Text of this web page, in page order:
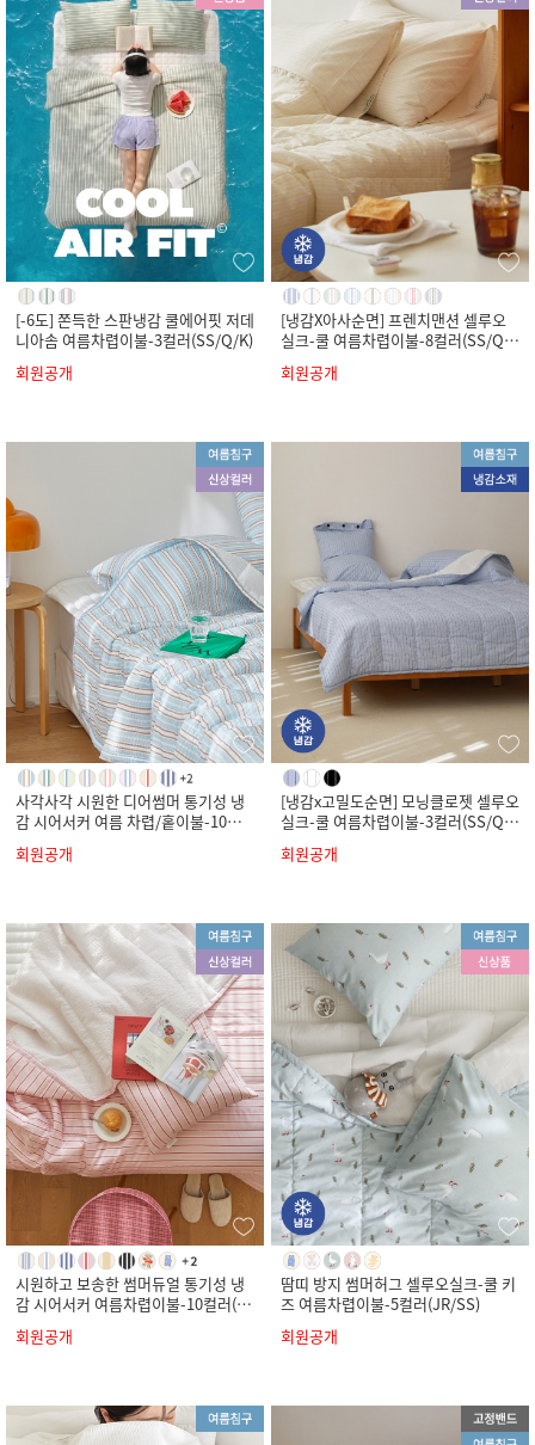
[-6도] 쫀득한 스판냉감 쿨에어핏 저데
니아솜 여름차렵이불-3컬러(SS/Q/K)
회원공개
[냉감X아사순면] 프렌치맨션 셀루오
실크-쿨 여름차렵이불-8컬러(SS/Q/
회원공개
사각사각 시원한 디어썸머 통기성 냉
감 시어서커 여름 차렵/홑이불-10컬
러(SS/Q/K)
회원공개
[냉감x고밀도순면] 모닝클로젯 셀루오
실크-쿨 여름차렵이불-3컬러(SS/Q/
K)
회원공개
시원하고 보송한 썸머듀얼 통기성 냉
감 시어서커 여름차렵이불-10컬러(S
S/Q/K)
회원공개
땀띠 방지 썸머허그 셀루오실크-쿨 키
즈 여름차렵이불-5컬러(JR/SS)
회원공개